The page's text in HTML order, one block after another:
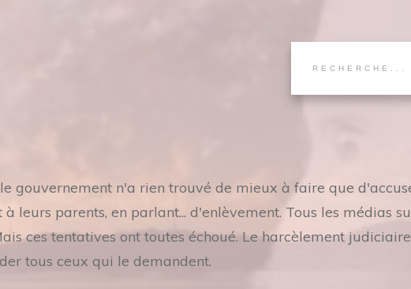
gouvernement n'a rien trouvé de mieux à faire que
leurs parents, en parlant... d'enlèvement. Tous les médias
ces tentatives ont toutes échoué. Le harcèlement
tous ceux qui le demandent.